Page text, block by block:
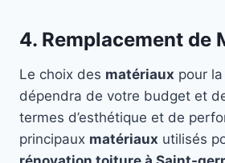
4. Remplacement de
Le choix des matériaux pour
dépendra de votre budget et
termes d’esthétique et de
principaux matériaux utilisés